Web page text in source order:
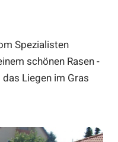
Spezialisten
schönen Rasen -
Liegen im Gras